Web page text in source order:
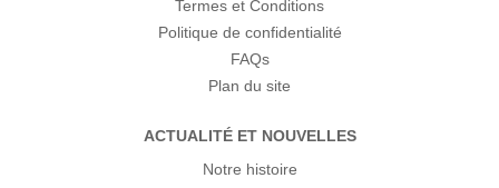
Termes et Conditions
Politique de confidentialité
FAQs
Plan du site
ACTUALITÉ ET NOUVELLES
Notre histoire